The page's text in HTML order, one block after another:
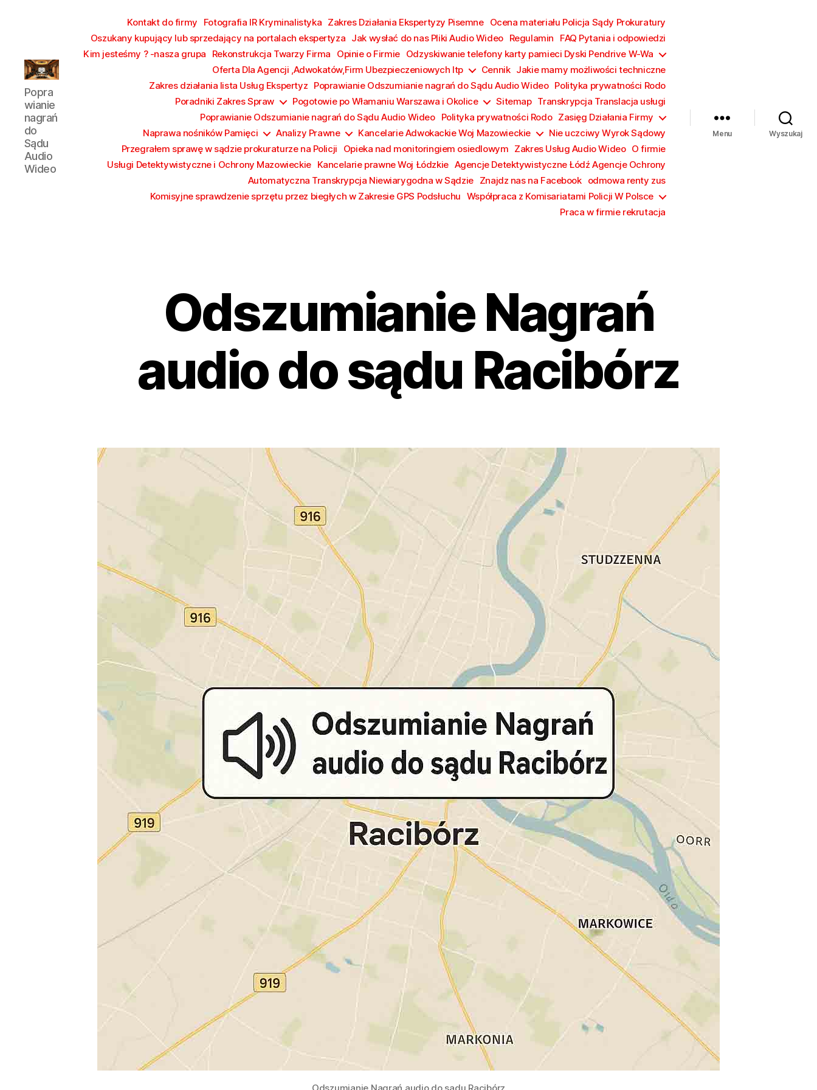
Poprawianie
nagrań
do
Sądu
Audio
Wideo
Popra
wianie
nagrań
do
Sądu
Audio
Wideo
Kontakt do firmy Fotografia IR Kryminalistyka Zakres Działania Ekspertyzy Pisemne Ocena materiału Policja Sądy Prokuratury
Oszukany kupujący lub sprzedający na portalach ekspertyza Jak wysłać do nas Pliki Audio Wideo Regulamin
FAQ Pytania i odpowiedzi
Kim jesteśmy ? -nasza grupa
Rekonstrukcja Twarzy Firma Opinie o Firmie Odzyskiwanie telefony karty pamieci Dyski Pendrive W-Wa
Oferta Dla Agencji ,Adwokatów,Firm Ubezpieczeniowych Itp
Cennik Jakie mamy możliwości techniczne
Zakres działania lista Usług Ekspertyz Poprawianie Odszumianie nagrań do Sądu Audio Wideo Polityka prywatności Rodo
Poradniki Zakres Spraw
Pogotowie po Włamaniu Warszawa i Okolice Sitemap Transkrypcja Translacja usługi
Poprawianie Odszumianie nagrań do Sądu Audio Wideo
Polityka prywatności Rodo Zasięg Działania Firmy
Naprawa nośników Pamięci
Analizy Prawne Kancelarie Adwokackie Woj Mazowieckie
Nie uczciwy Wyrok Sądowy
Przegrałem sprawę w sądzie prokuraturze na Policji
Opieka nad monitoringiem osiedlowym Zakres Usług Audio Wideo O firmie
Usługi Detektywistyczne i Ochrony Mazowieckie Kancelarie prawne Woj Łódzkie Agencje Detektywistyczne Łódź Agencje Ochrony
Automatyczna Transkrypcja Niewiarygodna w Sądzie Znajdz nas na Facebook odmowa renty zus
Komisyjne sprawdzenie sprzętu przez biegłych w Zakresie GPS Podsłuchu Współpraca z Komisariatami Policji W Polsce
Praca w firmie rekrutacja
Menu Wyszukaj
Odszumianie Nagrań
audio do sądu Racibórz